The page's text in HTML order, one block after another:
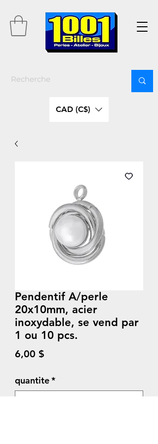
CAD (C$)
Pendentif A/perle
20x10mm, acier
inoxydable, se vend par
1 ou 10 pcs.
6,00 $
quantite*